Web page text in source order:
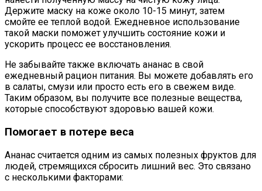
Держите маску на коже около 10-15 минут, затем
смойте ее теплой водой. Ежедневное использование
такой маски поможет улучшить состояние кожи и
ускорить процесс ее восстановления.
Не забывайте также включать ананас в свой
ежедневный рацион питания. Вы можете добавлять его
в салаты, смузи или просто есть его в свежем виде.
Таким образом, вы получите все полезные вещества,
которые способствуют здоровью вашей кожи.
Помогает в потере веса
Ананас считается одним из самых полезных фруктов для
людей, стремящихся сбросить лишний вес. Это связано
с несколькими факторами: